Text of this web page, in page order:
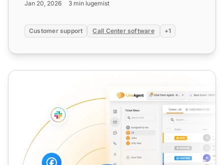
Jan 20, 2026 3 min lugemist
Customer support Call Center software +1
Tarkvara tugi